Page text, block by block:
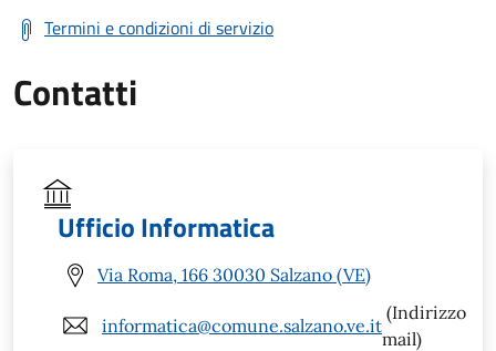
Termini e condizioni di servizio
Contatti
Ufficio Informatica
Via Roma, 166 30030 Salzano (VE)
informatica@comune.salzano.ve.it
(Indirizzo
mail)